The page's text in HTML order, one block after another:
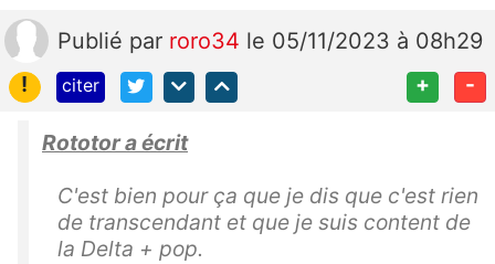
Publié par roro34 le 05/11/2023 à 08h29
!
citer + -
Rototor a écrit
C'est bien pour ça que je dis que c'est rien
de transcendant et que je suis content de
la Delta + pop.